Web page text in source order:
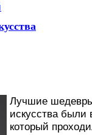
Лучшие шедевры
искусства были
который